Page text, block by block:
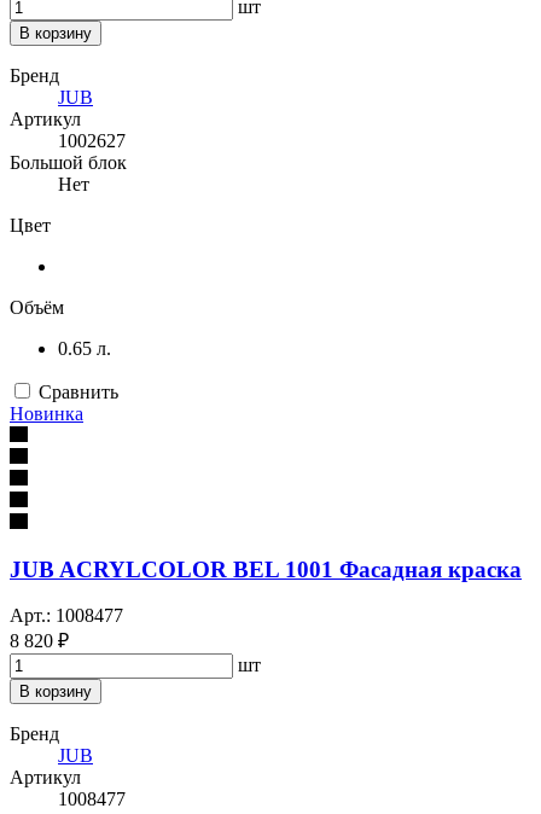
шт
В корзину
Бренд
JUB
Артикул
1002627
Большой блок
Нет
Цвет
Объём
0.65 л.
Сравнить
Новинка
JUB ACRYLCOLOR BEL 1001 Фасадная краска
Арт.: 1008477
8 820 ₽
шт
В корзину
Бренд
JUB
Артикул
1008477